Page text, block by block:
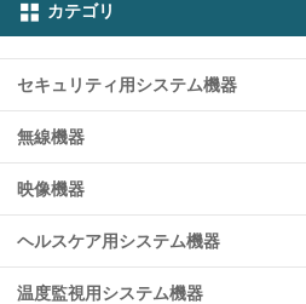
カテゴリ
セキュリティ用システム機器
無線機器
映像機器
ヘルスケア用システム機器
温度監視用システム機器